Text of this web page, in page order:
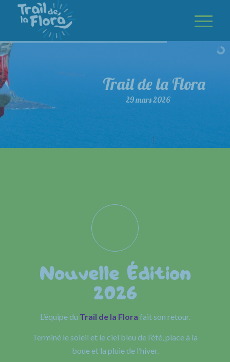
Trail de la Flora
29 mars 2026
Nouvelle Édition
2026
L’équipe du Trail de la Flora fait son retour.
Terminé le soleil et le ciel bleu de l’été, place à la
boue et la pluie de l’hiver.